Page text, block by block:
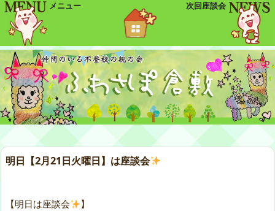
明日【2月21日火曜日】は座談会
【明日は座談会 】
メニュー 次回座談会